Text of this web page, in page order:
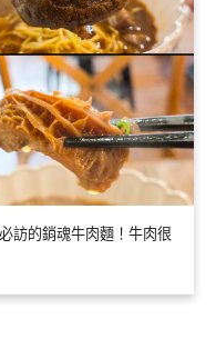
訪的銷魂牛肉麵！牛肉很